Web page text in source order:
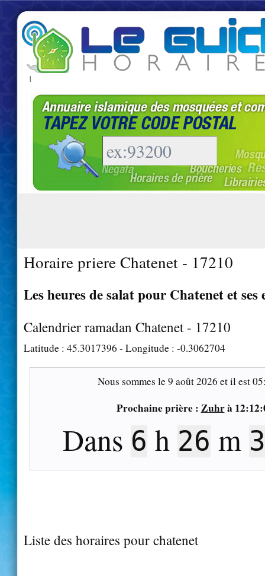
|
Horaire priere Chatenet - 17210
Les heures de salat pour Chatenet et ses
Calendrier ramadan Chatenet - 17210
Latitude : 45.3017396 - Longitude : -0.3062704
Nous sommes le9 août 2026 et il est
Prochaine prière : Zuhrà
Dans 6 h 26 m
Liste des horaires pour chatenet